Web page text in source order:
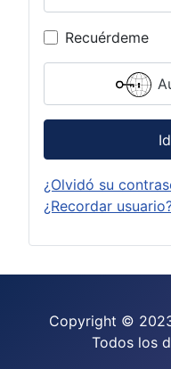
Recuérdeme
¿Olvidó su
¿Recordar
Copyright ©
Todos los